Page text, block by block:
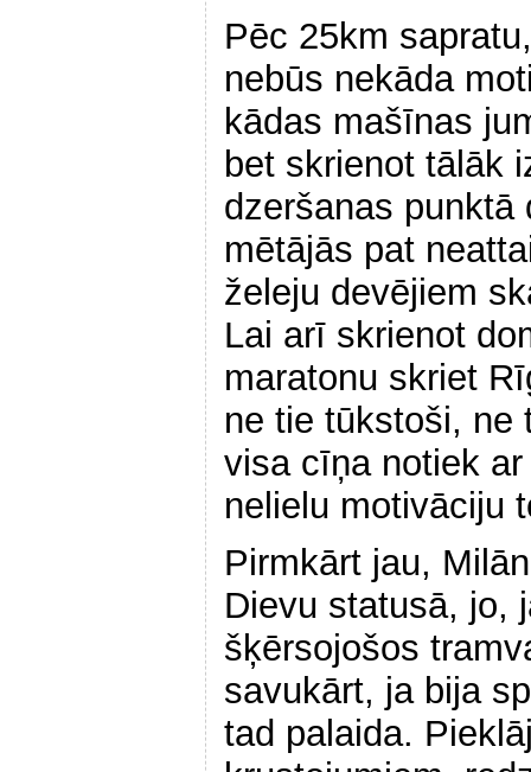
Pēc 25km
nebūs nekāda
kādas mašīnas
bet skrienot tālāk
dzeršanas punktā
mētājās pat
želeju devējiem
Lai arī skrienot
maratonu skriet
ne tie tūkstoši, ne
visa cīņa notiek
nelielu motivāciju
Pirmkārt jau,
Dievu statusā, jo,
šķērsojošos
savukārt, ja bija
tad palaida.